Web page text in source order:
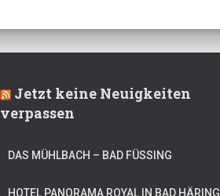
Jetzt keine Neuigkeiten
verpassen
DAS MÜHLBACH – BAD FÜSSING
HOTEL PANORAMA ROYAL IN BAD HÄRING